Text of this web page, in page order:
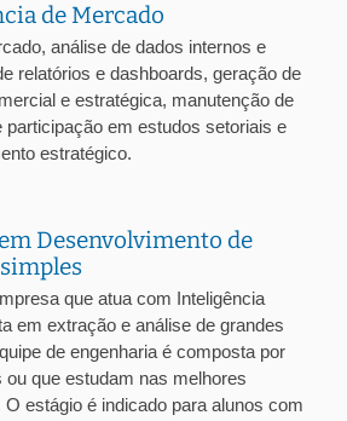
de Mercado
análise de dados internos e
relatórios e dashboards, geração de
e estratégica, manutenção de
participação em estudos setoriais e
estratégico.
Desenvolvimento de
que atua com Inteligência
em extração e análise de grandes
de engenharia é composta por
que estudam nas melhores
estágio é indicado para alunos com